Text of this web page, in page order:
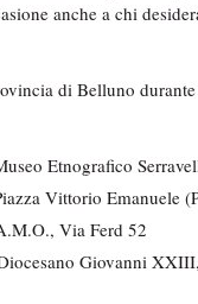
anche a chi
di Belluno
Etnografico
Vittorio Emanuele
Via Ferd 52
Giovanni